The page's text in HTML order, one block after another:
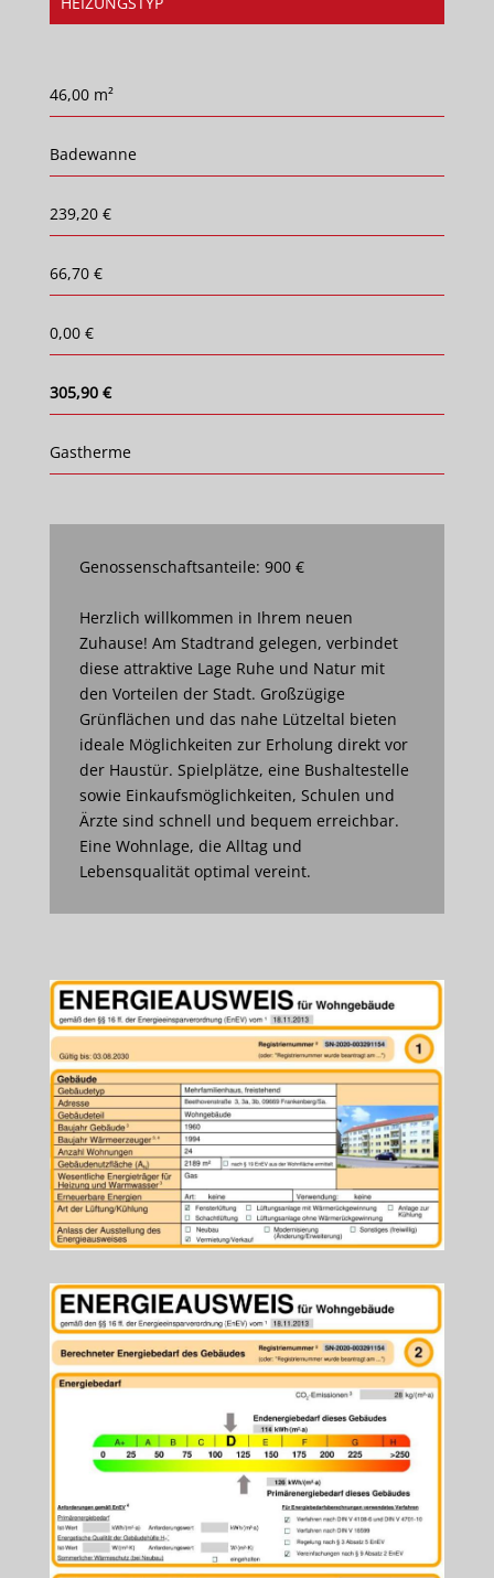
46,00 m²
Badewanne
239,20 €
66,70 €
0,00 €
305,90 €
Gastherme
Genossenschaftsanteile: 900 €
Herzlich willkommen in Ihrem neuen
Zuhause! Am Stadtrand gelegen, verbindet
diese attraktive Lage Ruhe und Natur mit
den Vorteilen der Stadt. Großzügige
Grünflächen und das nahe Lützeltal bieten
ideale Möglichkeiten zur Erholung direkt vor
der Haustür. Spielplätze, eine Bushaltestelle
sowie Einkaufsmöglichkeiten, Schulen und
Ärzte sind schnell und bequem erreichbar.
Eine Wohnlage, die Alltag und
Lebensqualität optimal vereint.